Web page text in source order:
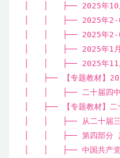
│ │ ├── 2025年10月
│ │ ├── 2025年2-6
│ │ ├── 2025年2-6月
│ │ ├── 2025年1月
│ │ ├── 2025年11月
│ ├── 【专题教材】20
│ │ ├── 二十届四中
│ ├── 【专题教材】二
│ │ ├── 从二十届三
│ │ ├── 第四部分 真
│ │ ├── 中国共产党第